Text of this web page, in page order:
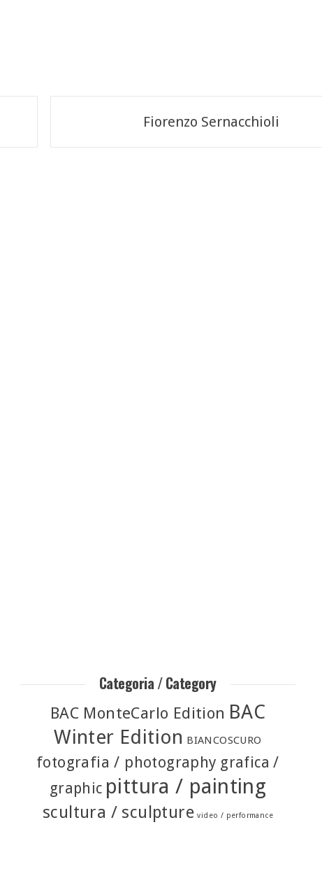
Fiorenzo Sernacchioli
Categoria / Category
BAC MonteCarlo Edition BAC
Winter Edition BIANCOSCURO
fotografia / photography grafica /
graphic pittura / painting
scultura / sculpture video / performance